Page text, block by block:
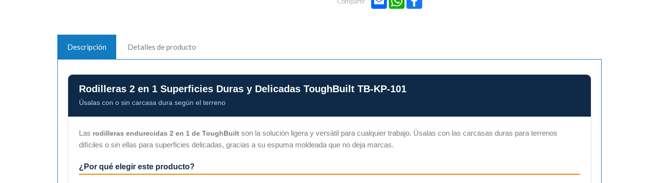
Descripción Detalles de producto
Rodilleras 2 en 1 Superficies Duras y Delicadas ToughBuilt TB-KP-101
Úsalas con o sin carcasa dura según el terreno
Las rodilleras endurecidas 2 en 1 de ToughBuilt son la solución ligera y versátil para cualquier trabajo. Úsalas con las carcasas duras para terrenos
difíciles o sin ellas para superficies delicadas, gracias a su espuma moldeada que no deja marcas.
¿Por qué elegir este producto?